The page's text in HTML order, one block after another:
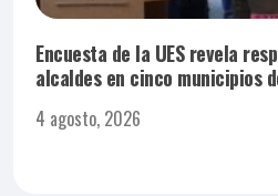
Encuesta de la UES revela
alcaldes en cinco municipios
4 agosto, 2026